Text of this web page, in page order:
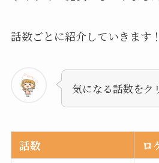
話数ごとに紹介していきます！
気になる話数をク
話数
ロ